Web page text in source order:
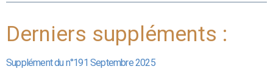
Derniers suppléments :
Supplément du n°191 Septembre 2025